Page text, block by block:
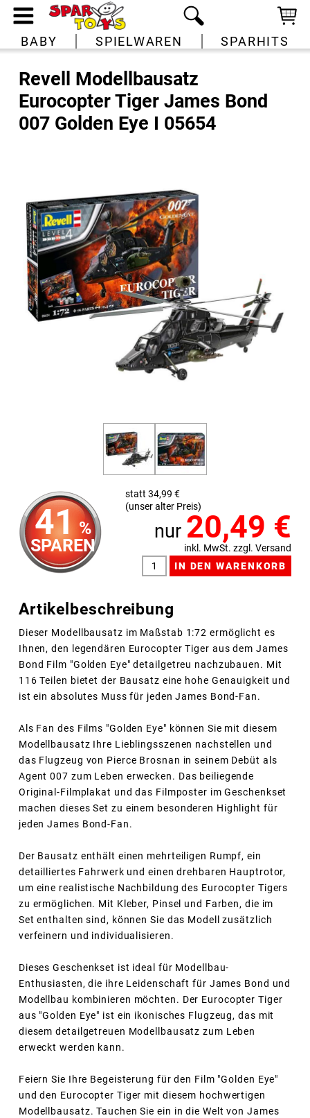
BABY SPIELWAREN SPARHITS
Revell Modellbausatz
Eurocopter Tiger James Bond
007 Golden Eye I 05654
41 %
SPAREN
statt 34,99 €
(unser alter Preis)
nur 20,49 €
inkl. MwSt. zzgl. Versand
Artikelbeschreibung
Dieser Modellbausatz im Maßstab 1:72 ermöglicht es
Ihnen, den legendären Eurocopter Tiger aus dem James
Bond Film "Golden Eye" detailgetreu nachzubauen. Mit
116 Teilen bietet der Bausatz eine hohe Genauigkeit und
ist ein absolutes Muss für jeden James Bond-Fan.
Als Fan des Films "Golden Eye" können Sie mit diesem
Modellbausatz Ihre Lieblingsszenen nachstellen und
das Flugzeug von Pierce Brosnan in seinem Debüt als
Agent 007 zum Leben erwecken. Das beiliegende
Original-Filmplakat und das Filmposter im Geschenkset
machen dieses Set zu einem besonderen Highlight für
jeden James Bond-Fan.
Der Bausatz enthält einen mehrteiligen Rumpf, ein
detailliertes Fahrwerk und einen drehbaren Hauptrotor,
um eine realistische Nachbildung des Eurocopter Tigers
zu ermöglichen. Mit Kleber, Pinsel und Farben, die im
Set enthalten sind, können Sie das Modell zusätzlich
verfeinern und individualisieren.
Dieses Geschenkset ist ideal für Modellbau-
Enthusiasten, die ihre Leidenschaft für James Bond und
Modellbau kombinieren möchten. Der Eurocopter Tiger
aus "Golden Eye" ist ein ikonisches Flugzeug, das mit
diesem detailgetreuen Modellbausatz zum Leben
erweckt werden kann.
Feiern Sie Ihre Begeisterung für den Film "Golden Eye"
und den Eurocopter Tiger mit diesem hochwertigen
Modellbausatz. Tauchen Sie ein in die Welt von James